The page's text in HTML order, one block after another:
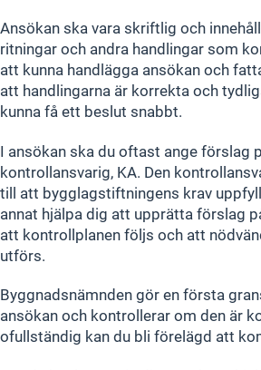
Ansökan ska vara skriftlig och
ritningar och andra handlingar som
att kunna handlägga ansökan och
att handlingarna är korrekta och
kunna få ett beslut snabbt.
I ansökan ska du oftast ange förslag
kontrollansvarig, KA. Den
till att bygglagstiftningens krav
annat hjälpa dig att upprätta förslag
att kontrollplanen följs och att
utförs.
Byggnadsnämnden gör en första
ansökan och kontrollerar om den är
ofullständig kan du bli förelägd att